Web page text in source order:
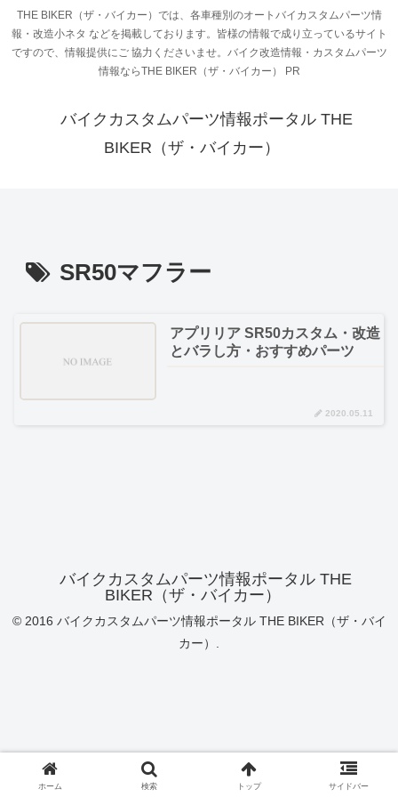
THE BIKER（ザ・バイカー）では、各車種別のオートバイカスタムパーツ情
報・改造小ネタ などを掲載しております。皆様の情報で成り立っているサイト
ですので、情報提供にご 協力くださいませ。バイク改造情報・カスタムパーツ
情報ならTHE BIKER（ザ・バイカー） PR
バイクカスタムパーツ情報ポータル THE
BIKER（ザ・バイカー）
SR50マフラー
アプリリア SR50カスタム・改造
とバラし方・おすすめパーツ
2020.05.11
バイクカスタムパーツ情報ポータル THE
BIKER（ザ・バイカー）
© 2016 バイクカスタムパーツ情報ポータル THE BIKER（ザ・バイ
カー）.
ホーム 検索 トップ サイドバー